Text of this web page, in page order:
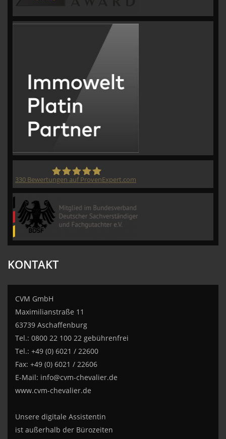
330 Bewertungen auf ProvenExpert.com
KONTAKT
CVM GmbH
Maximilianstraße 11
63739 Aschaffenburg
Tel.: 0800 22 100 22 gebührenfrei
Tel.: +49 (0) 6021 / 22600
Fax: +49 (0) 6021 / 22606
E-Mail: info@cvm-chevalier.de
www.cvm-chevalier.de
Unsere digitale Assistentin
ist außerhalb der Bürozeiten